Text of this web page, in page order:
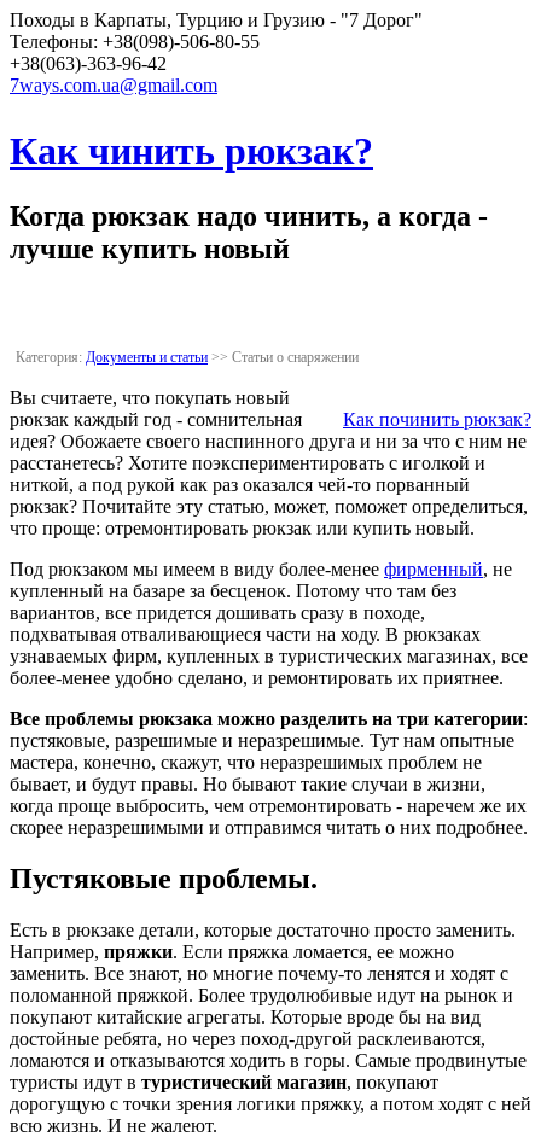
Походы в Карпаты, Турцию и Грузию - "7 Дорог"
Телефоны: +38(098)-506-80-55
+38(063)-363-96-42
7ways.com.ua@gmail.com
Как чинить рюкзак?
Когда рюкзак надо чинить, а когда -
лучше купить новый
Категория: Документы и статьи >> Статьи о снаряжении
Как починить рюкзак?
Вы считаете, что покупать новый
рюкзак каждый год - сомнительная
идея? Обожаете своего наспинного друга и ни за что с ним не
расстанетесь? Хотите поэкспериментировать с иголкой и
ниткой, а под рукой как раз оказался чей-то порванный
рюкзак? Почитайте эту статью, может, поможет определиться,
что проще: отремонтировать рюкзак или купить новый.
Под рюкзаком мы имеем в виду более-менее фирменный, не
купленный на базаре за бесценок. Потому что там без
вариантов, все придется дошивать сразу в походе,
подхватывая отваливающиеся части на ходу. В рюкзаках
узнаваемых фирм, купленных в туристических магазинах, все
более-менее удобно сделано, и ремонтировать их приятнее.
Все проблемы рюкзака можно разделить на три категории:
пустяковые, разрешимые и неразрешимые. Тут нам опытные
мастера, конечно, скажут, что неразрешимых проблем не
бывает, и будут правы. Но бывают такие случаи в жизни,
когда проще выбросить, чем отремонтировать - наречем же их
скорее неразрешимыми и отправимся читать о них подробнее.
Пустяковые проблемы.
Есть в рюкзаке детали, которые достаточно просто заменить.
Например, пряжки. Если пряжка ломается, ее можно
заменить. Все знают, но многие почему-то ленятся и ходят с
поломанной пряжкой. Более трудолюбивые идут на рынок и
покупают китайские агрегаты. Которые вроде бы на вид
достойные ребята, но через поход-другой расклеиваются,
ломаются и отказываются ходить в горы. Самые продвинутые
туристы идут в туристический магазин, покупают
дорогущую с точки зрения логики пряжку, а потом ходят с ней
всю жизнь. И не жалеют.